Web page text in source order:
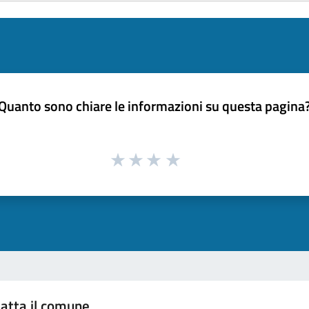
sono chiare le informazioni su questa